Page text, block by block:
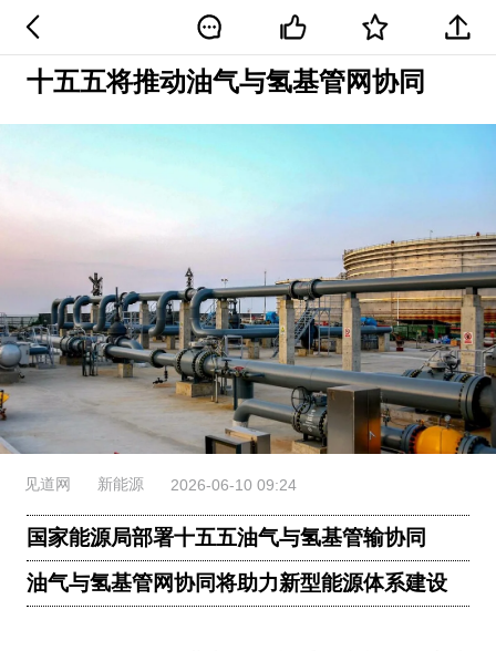
十五五将推动油气与氢基管网协同
见道网 新能源 2026-06-10 09:24
国家能源局部署十五五油气与氢基管输协同
油气与氢基管网协同将助力新型能源体系建设